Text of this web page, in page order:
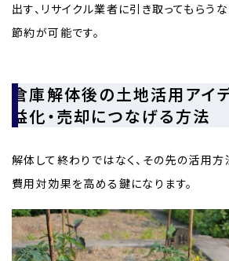
出す、リサイクル業者に引き取ってもらう
節約が可能です。
倉庫解体後の土地活用アイ
益化・売却につなげる方法
解体して終わりではなく、その先の活用方
費用対効果を高める鍵になります。